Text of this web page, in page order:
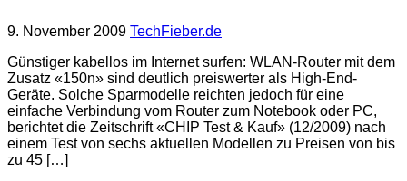
9. November 2009 TechFieber.de
Günstiger kabellos im Internet surfen: WLAN-Router mit dem
Zusatz «150n» sind deutlich preiswerter als High-End-
Geräte. Solche Sparmodelle reichten jedoch für eine
einfache Verbindung vom Router zum Notebook oder PC,
berichtet die Zeitschrift «CHIP Test & Kauf» (12/2009) nach
einem Test von sechs aktuellen Modellen zu Preisen von bis
zu 45 […]